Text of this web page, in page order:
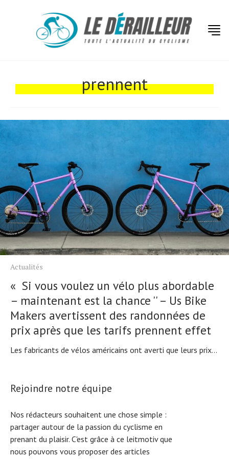
prennent
Actualités
« Si vous voulez un vélo plus abordable
– maintenant est la chance '' – Us Bike
Makers avertissent des randonnées de
prix après que les tarifs prennent effet
Les fabricants de vélos américains ont averti que leurs prix...
Rejoindre notre équipe
Nos rédacteurs souhaitent une chose simple :
partager autour de la passion du cyclisme en
prenant du plaisir. C'est grâce à ce leitmotiv que
nous pouvons vous proposer des articles
Tests de produits
À propos